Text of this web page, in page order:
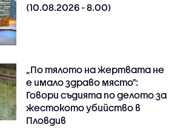
(10.08.2026 - 8.00)
„По тялото на жертвата не
е имало здраво място":
Говори съдията по делото за
жестокото убийство в
Пловдив